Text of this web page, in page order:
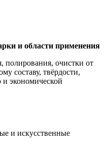
и области применения
полирования, очистки от
составу, твёрдости,
и экономической
и искусственные